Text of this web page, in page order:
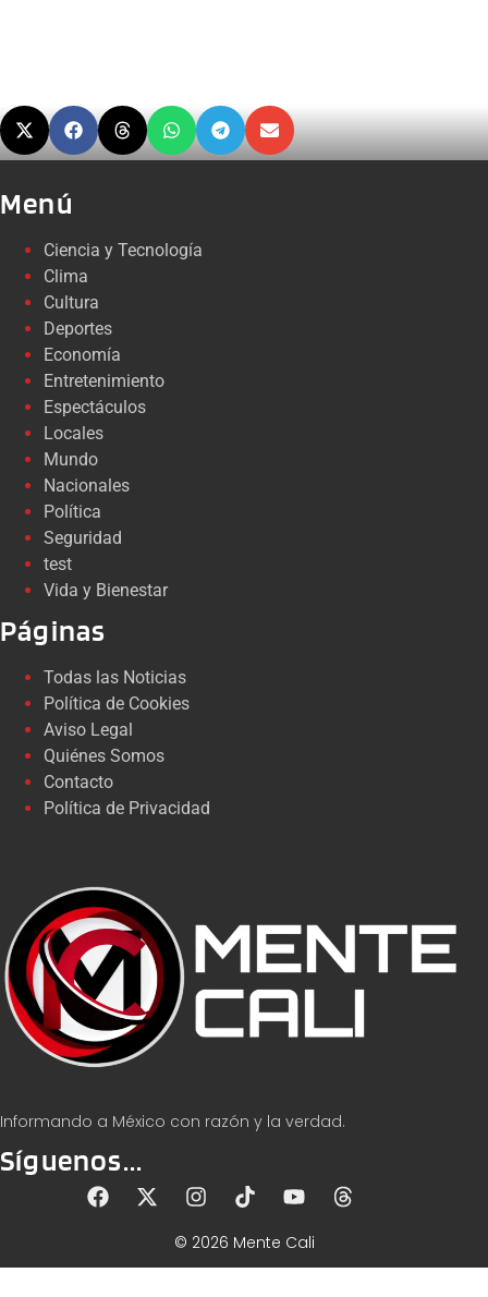
Informando a México con razón y la verdad.
Síguenos...
Menú
Ciencia y Tecnología
Clima
Cultura
Deportes
Economía
Entretenimiento
Espectáculos
Locales
Mundo
Nacionales
Política
Seguridad
test
Vida y Bienestar
Páginas
Todas las Noticias
Política de Cookies
Aviso Legal
Quiénes Somos
Contacto
Política de Privacidad
© 2026 Mente Cali